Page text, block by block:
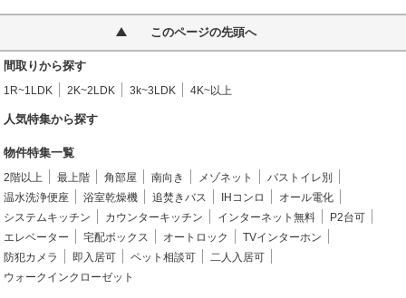
このページの先頭へ
間取りから探す
1R~1LDK 2K~2LDK 3k~3LDK 4K~以上
人気特集から探す
物件特集一覧
2階以上 最上階 角部屋 南向き メゾネット
バストイレ別
温水洗浄便座
浴室乾燥機 追焚きバス IHコンロ
オール電化
システムキッチン
カウンターキッチン インターネット無料
P2台可
エレベーター
宅配ボックス オートロック
TVインターホン
防犯カメラ
即入居可 ペット相談可
二人入居可
ウォークインクローゼット